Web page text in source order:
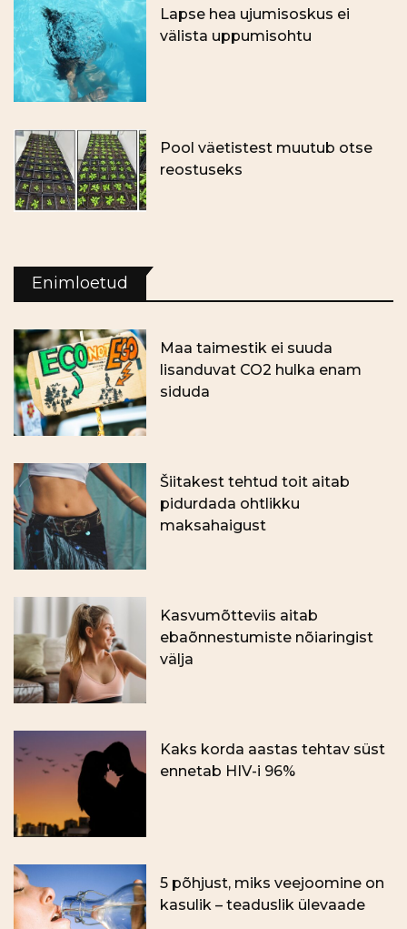
Lapse hea ujumisoskus ei
välista uppumisohtu
Pool väetistest muutub otse
reostuseks
Enimloetud
Maa taimestik ei suuda
lisanduvat CO2 hulka enam
siduda
Šiitakest tehtud toit aitab
pidurdada ohtlikku
maksahaigust
Kasvumõtteviis aitab
ebaõnnestumiste nõiaringist
välja
Kaks korda aastas tehtav süst
ennetab HIV-i 96%
5 põhjust, miks veejoomine on
kasulik – teaduslik ülevaade